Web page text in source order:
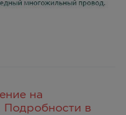
на
Подробности в